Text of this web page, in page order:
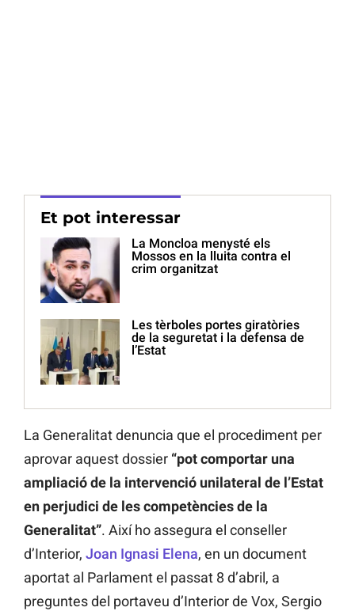
Et pot interessar
La Moncloa menysté els
Mossos en la lluita contra el
crim organitzat
Les tèrboles portes giratòries
de la seguretat i la defensa de
l’Estat
La Generalitat denuncia que el procediment per
aprovar aquest dossier “pot comportar una
ampliació de la intervenció unilateral de l’Estat
en perjudici de les competències de la
Generalitat”. Així ho assegura el conseller
d’Interior, Joan Ignasi Elena, en un document
aportat al Parlament el passat 8 d’abril, a
preguntes del portaveu d’Interior de Vox, Sergio